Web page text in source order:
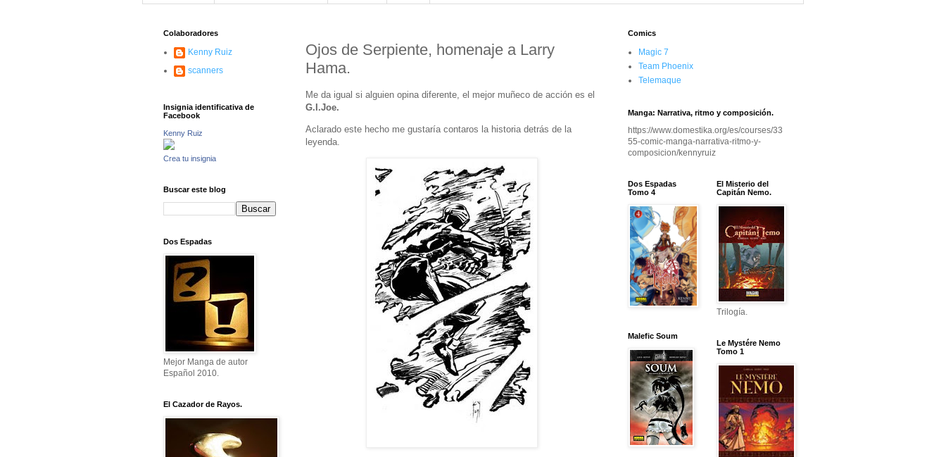
Ojos de Serpiente, homenaje a Larry
Hama.
Me da igual si alguien opina diferente, el mejor muñeco de acción es el
G.I.Joe.
Aclarado este hecho me gustaría contaros la historia detrás de la
leyenda.
Colaboradores
Kenny Ruiz
scanners
Insignia identificativa de
Facebook
Kenny Ruiz
Crea tu insignia
Buscar este blog
Dos Espadas
Mejor Manga de autor
Español 2010.
El Cazador de Rayos.
Comics
Magic 7
Team Phoenix
Telemaque
Manga: Narrativa, ritmo y composición.
https://www.domestika.org/es/courses/33
55-comic-manga-narrativa-ritmo-y-
composicion/kennyruiz
Dos Espadas
Tomo 4
Malefic Soum
El Misterio del
Capitán Nemo.
Trilogía.
Le Mystére Nemo
Tomo 1